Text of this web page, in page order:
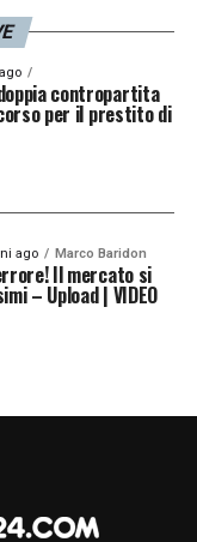
contropartita
per il prestito di
ago Marco Baridon
Il mercato si
– Upload | VIDEO